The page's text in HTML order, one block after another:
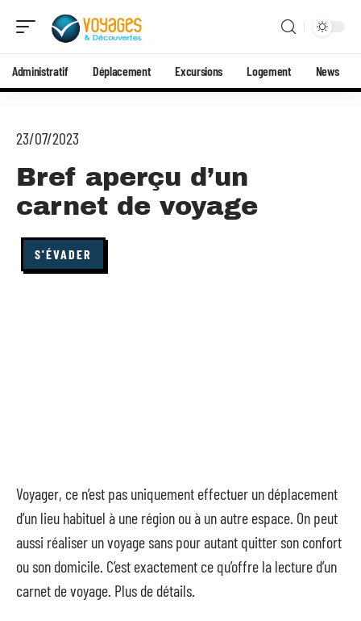
Administratif Déplacement Excursions Logement News
23/07/2023
Bref aperçu d’un
carnet de voyage
S'ÉVADER
Voyager, ce n’est pas uniquement effectuer un déplacement
d’un lieu habituel à une région ou à un autre espace. On peut
aussi réaliser un voyage sans pour autant quitter son confort
ou son domicile. C’est exactement ce qu’offre la lecture d’un
carnet de voyage. Plus de détails.